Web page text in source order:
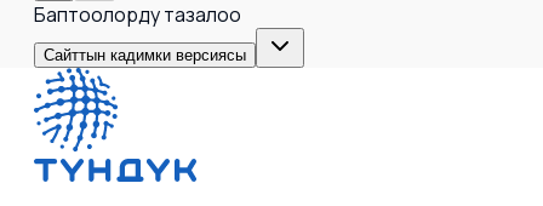
Баптоолорду тазалоо
Сайттын кадимки версиясы